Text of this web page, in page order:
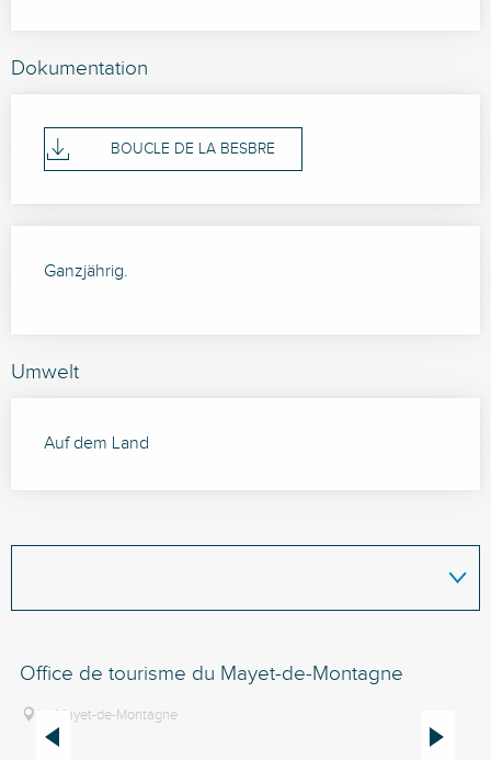
Dokumentation
BOUCLE DE LA BESBRE
Ganzjährig.
Umwelt
Auf dem Land
Office de tourisme du Mayet-de-Montagne
Le Mayet-de-Montagne